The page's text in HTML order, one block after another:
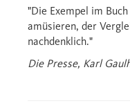
"Die Exempel im
amüsieren, der
nachdenklich."
Die Presse, Karl